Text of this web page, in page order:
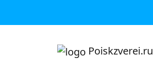
Poiskzverei.ru